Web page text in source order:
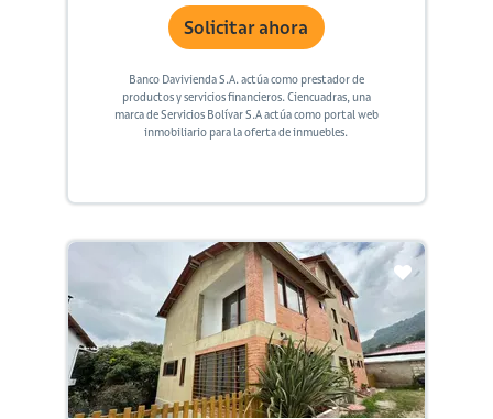
Solicitar ahora
Banco Davivienda S.A. actúa como prestador de
productos y servicios financieros. Ciencuadras, una
marca de Servicios Bolívar S.A actúa como portal web
inmobiliario para la oferta de inmuebles.